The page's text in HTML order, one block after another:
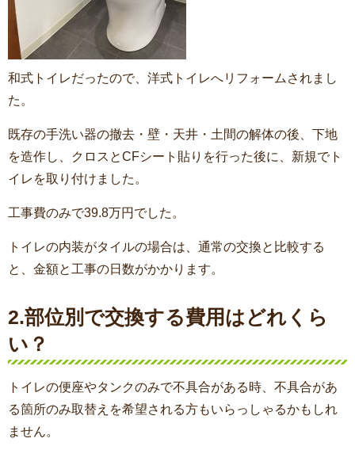
和式トイレだったので、洋式トイレへリフォームされまし
た。
既存の手洗い器の撤去・壁・天井・土間の解体の後、下地
を造作し、クロスとCFシート貼りを行った後に、新規でト
イレを取り付けました。
工事費のみで39.8万円でした。
トイレの内装がタイルの場合は、通常の交換と比較する
と、金額と工事の日数がかかります。
2.部位別で交換する費用はどれくら
い？
トイレの便座やタンクのみで不具合がある時、不具合があ
る箇所のみ取替えを希望される方もいらっしゃるかもしれ
ません。